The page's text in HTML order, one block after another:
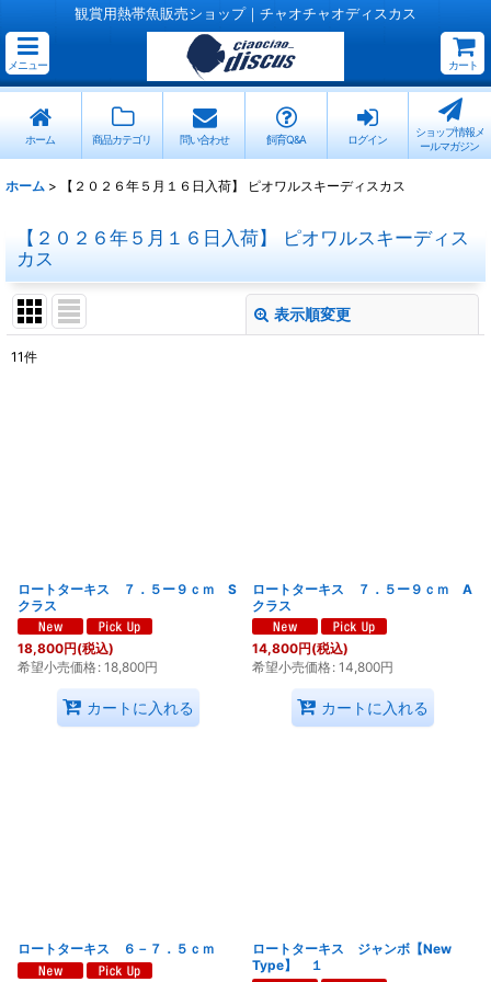
観賞用熱帯魚販売ショップ｜チャオチャオディスカス
メニュー カート
ホーム 商品カテゴリ 問い合わせ 飼育Q&A ログイン
ショップ情報メ
ールマガジン
ホーム > 【２０２６年５月１６日入荷】 ピオワルスキーディスカス
【２０２６年５月１６日入荷】 ピオワルスキーディス
カス
表示順変更
11件
ロートターキス ７．５ー９ｃｍ S
クラス
18,800円(税込)
希望小売価格: 18,800円
カートに入れる
ロートターキス ７．５ー９ｃｍ A
クラス
14,800円(税込)
希望小売価格: 14,800円
カートに入れる
ロートターキス ６－７．５ｃｍ
ロートターキス ジャンボ【New
Type】 １